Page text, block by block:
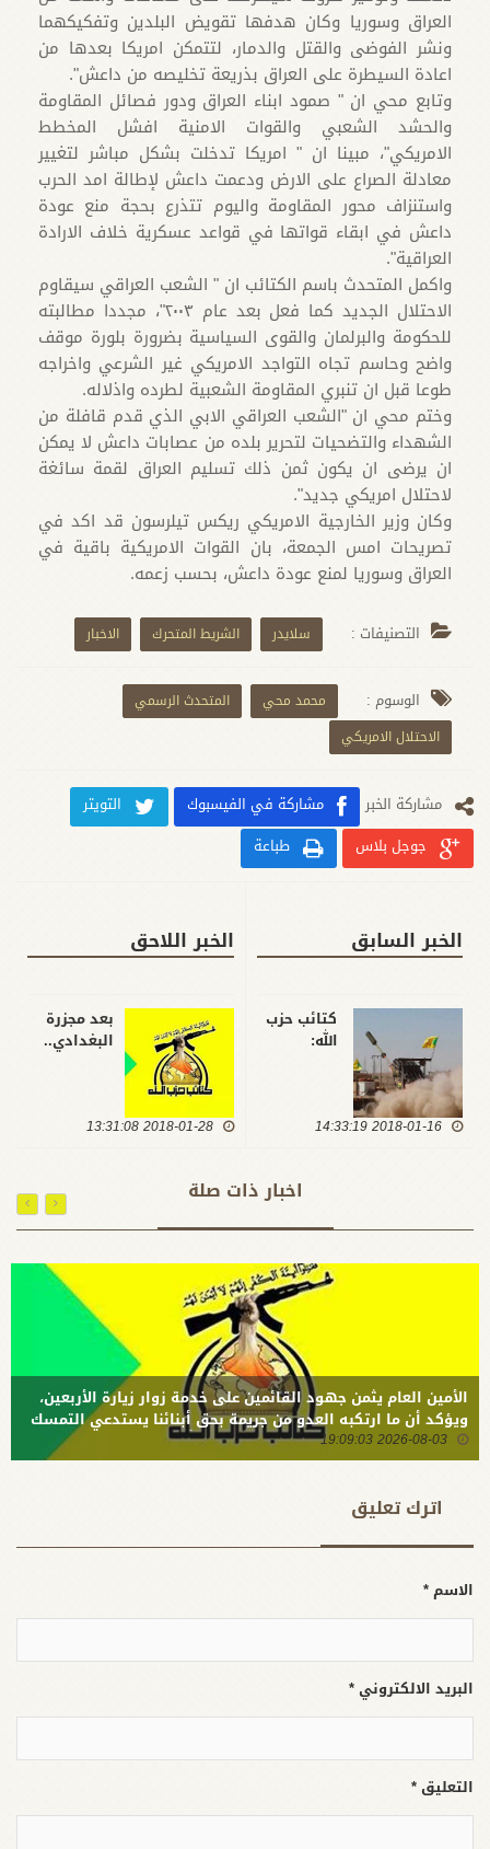
العراق وسوريا وكان هدفها تقويض البلدين وتفكيكهما
ونشر الفوضى والقتل والدمار، لتتمكن امريكا بعدها من
اعادة السيطرة على العراق بذريعة تخليصه من داعش".
وتابع محي ان " صمود ابناء العراق ودور فصائل المقاومة
والحشد الشعبي والقوات الامنية افشل المخطط
الامريكي"، مبينا ان " امريكا تدخلت بشكل مباشر لتغيير
معادلة الصراع على الارض ودعمت داعش لإطالة امد الحرب
واستنزاف محور المقاومة واليوم تتذرع بحجة منع عودة
داعش في ابقاء قواتها في قواعد عسكرية خلاف الارادة
العراقية".
واكمل المتحدث باسم الكتائب ان " الشعب العراقي سيقاوم
الاحتلال الجديد كما فعل بعد عام ٢٠٠٣"، مجددا مطالبته
للحكومة والبرلمان والقوى السياسية بضرورة بلورة موقف
واضح وحاسم تجاه التواجد الامريكي غير الشرعي واخراجه
طوعا قبل ان تنبري المقاومة الشعبية لطرده واذلاله.
وختم محي ان "الشعب العراقي الابي الذي قدم قافلة من
الشهداء والتضحيات لتحرير بلده من عصابات داعش لا يمكن
ان يرضى ان يكون ثمن ذلك تسليم العراق لقمة سائغة
لاحتلال امريكي جديد".
وكان وزير الخارجية الامريكي ريكس تيلرسون قد اكد في
تصريحات امس الجمعة، بان القوات الامريكية باقية في
العراق وسوريا لمنع عودة داعش، بحسب زعمه.
التصنيفات : سلايدر الشريط المتحرك الاخبار
الوسوم : محمد محي
المتحدث الرسمي
الاحتلال الامريكي
مشارکة الخبر مشاركة في الفيسبوك
التويتر
جوجل بلاس
طباعة
الخبر السابق
كتائب حزب
الله:
يستعدان
للسيطرة
ومنع
التواجد
الامريكي
2018-01-16 14:33:19
الخبر اللاحق
بعد مجزرة
البغدادي..
تمتحنوا صبر
فلن نصبر
على اراقة
دماء الأبرياء
2018-01-28 13:31:08
اخبار ذات صلة
الأمين العام يثمن جهود القائمين على خدمة زوار زيارة الأربعين،
ويؤكد أن ما ارتكبه العدو من جريمة بحق أبنائنا يستدعي التمسك
بالسلاح وتطويره لردع كل من يريد بنا شراً
2026-08-03 19:09:03
اترك تعلیق
الاسم *
البريد الالكتروني *
التعليق *